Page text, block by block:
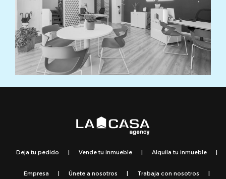
Deja tu pedido | Vende tu inmueble | Alquila tu inmueble |
Empresa | Únete a nosotros | Trabaja con nosotros |